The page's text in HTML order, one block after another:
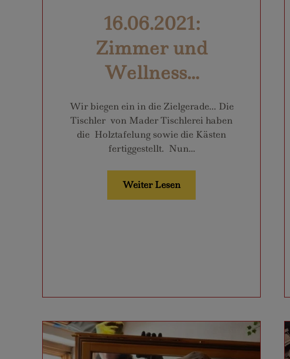
16.06.2021:
Zimmer und
Wellness...
Wir biegen ein in die Zielgerade... Die
Tischler von Mader Tischlerei haben
die Holztafelung sowie die Kästen
fertiggestellt. Nun…
Weiter Lesen